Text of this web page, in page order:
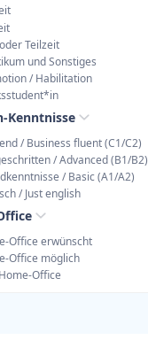
Teilzeit
und Sonstiges
/ Habilitation
Kenntnisse
/ Business fluent (C1/C2)
/ Advanced (B1/B2)
/ Basic (A1/A2)
/ Just english
Office erwünscht
Office möglich
Office